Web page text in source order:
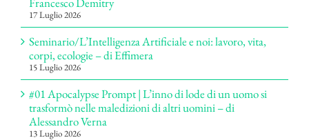
17 Luglio 2026
Seminario/L’Intelligenza Artificiale e noi: lavoro, vita,
corpi, ecologie – di Effimera
15 Luglio 2026
#01 Apocalypse Prompt | L’inno di lode di un uomo si
trasformò nelle maledizioni di altri uomini – di
Alessandro Verna
13 Luglio 2026